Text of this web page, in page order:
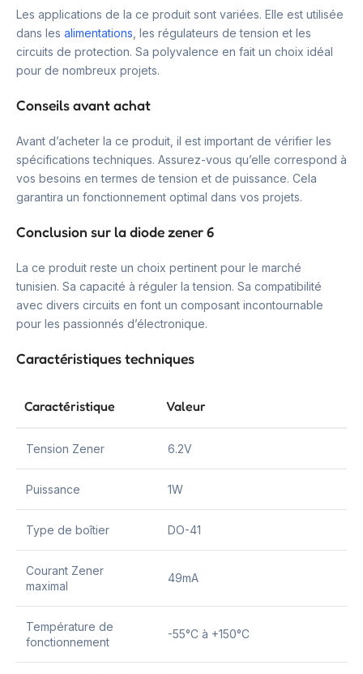
Les applications de la ce produit sont variées. Elle est utilisée
dans les alimentations , les régulateurs de tension et les
circuits de protection. Sa polyvalence en fait un choix idéal
pour de nombreux projets.
Conseils avant achat
Avant d’acheter la ce produit, il est important de vérifier les
spécifications techniques. Assurez-vous qu’elle correspond à
vos besoins en termes de tension et de puissance. Cela
garantira un fonctionnement optimal dans vos projets.
Conclusion sur la diode zener 6
La ce produit reste un choix pertinent pour le marché
tunisien. Sa capacité à réguler la tension. Sa compatibilité
avec divers circuits en font un composant incontournable
pour les passionnés d’électronique.
Caractéristiques techniques
Caractéristique Valeur
Tension Zener 6.2V
Puissance 1W
Type de boîtier DO-41
Courant Zener
maximal
49mA
Température de
fonctionnement
-55°C à +150°C